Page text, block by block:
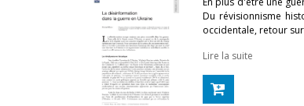
Du révisionnisme
occidentale, retour
Lire la suite